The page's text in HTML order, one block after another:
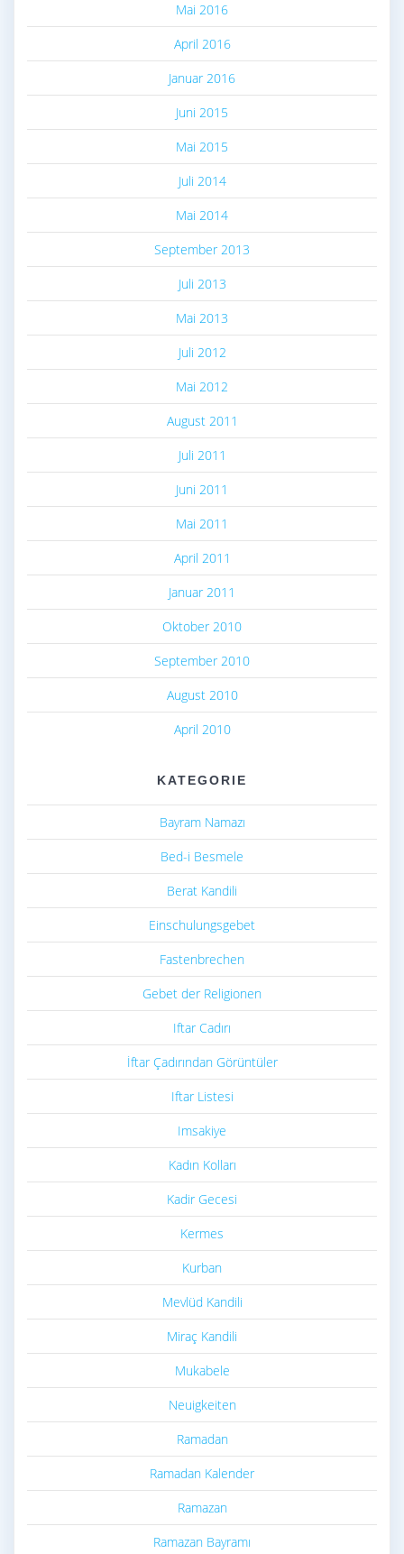
Mai 2016
April 2016
Januar 2016
Juni 2015
Mai 2015
Juli 2014
Mai 2014
September 2013
Juli 2013
Mai 2013
Juli 2012
Mai 2012
August 2011
Juli 2011
Juni 2011
Mai 2011
April 2011
Januar 2011
Oktober 2010
September 2010
August 2010
April 2010
KATEGORIE
Bayram Namazı
Bed-i Besmele
Berat Kandili
Einschulungsgebet
Fastenbrechen
Gebet der Religionen
Iftar Cadırı
İftar Çadırından Görüntüler
Iftar Listesi
Imsakiye
Kadın Kolları
Kadir Gecesi
Kermes
Kurban
Mevlüd Kandili
Miraç Kandili
Mukabele
Neuigkeiten
Ramadan
Ramadan Kalender
Ramazan
Ramazan Bayramı